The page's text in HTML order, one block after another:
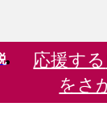
応援する
をさ